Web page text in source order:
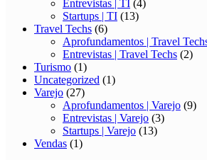
Entrevistas | TI (4)
Startups | TI (13)
Travel Techs (6)
Aprofundamentos | Travel
Entrevistas | Travel Techs (2)
Turismo (1)
Uncategorized (1)
Varejo (27)
Aprofundamentos | Varejo (9)
Entrevistas | Varejo (3)
Startups | Varejo (13)
Vendas (1)